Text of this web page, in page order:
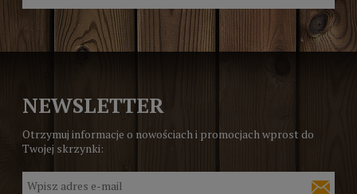
NEWSLETTER
Otrzymuj informacje o nowościach i promocjach wprost do
Twojej skrzynki: